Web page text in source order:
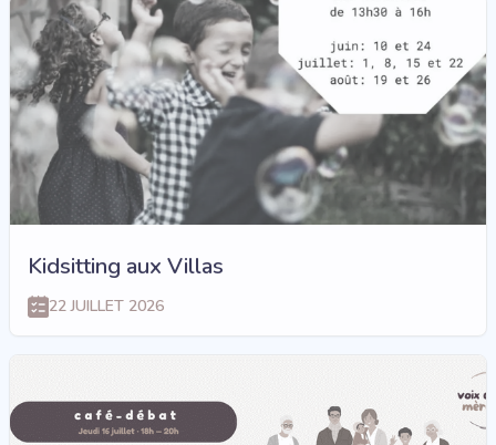
Kidsitting aux Villas
22 JUILLET 2026